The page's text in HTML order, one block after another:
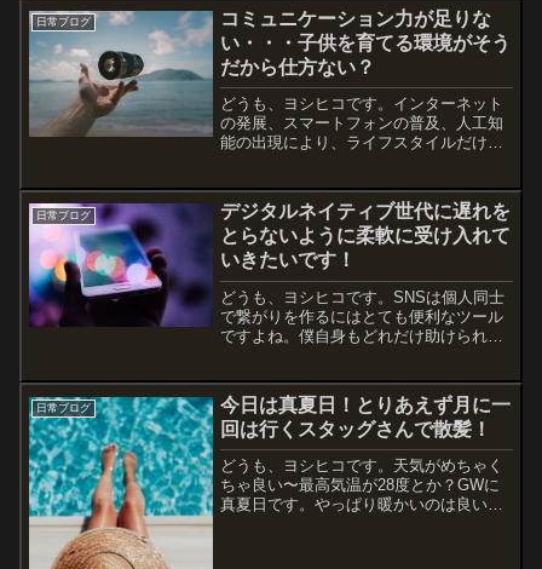
日常ブログ
コミュニケーション力が足りな
い・・・子供を育てる環境がそう
だから仕方ない？
どうも、ヨシヒコです。インターネット
の発展、スマートフォンの普及、人工知
能の出現により、ライフスタイルだけじ
こでも通話やメールができるし、情報に
触れることができる。でも...
日常ブログ
デジタルネイティブ世代に遅れを
とらないように柔軟に受け入れて
いきたいです！
どうも、ヨシヒコです。SNSは個人同士
で繋がりを作るにはとても便利なツール
ですよね。僕自身もどれだけ助けられた
のかなって思います。SNSは個人の私生
活が分かる部分がある...
日常ブログ
今日は真夏日！とりあえず月に一
回は行くスタッグさんで散髪！
どうも、ヨシヒコです。天気がめちゃく
ちゃ良い〜最高気温が28度とか？GWに
真夏日です。やっぱり暖かいのは良いで